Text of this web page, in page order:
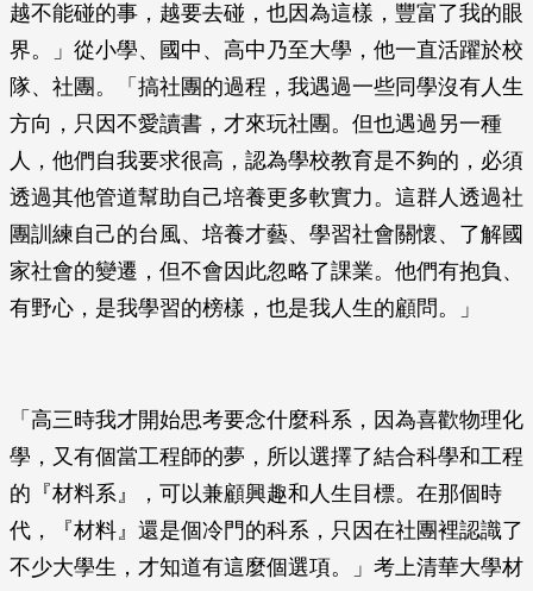
越不能碰的事，越要去碰，也因為這樣，豐富了我的眼
界。」從小學、國中、高中乃至大學，他一直活躍於校
隊、社團。「搞社團的過程，我遇過一些同學沒有人生
方向，只因不愛讀書，才來玩社團。但也遇過另一種
人，他們自我要求很高，認為學校教育是不夠的，必須
透過其他管道幫助自己培養更多軟實力。這群人透過社
團訓練自己的台風、培養才藝、學習社會關懷、了解國
家社會的變遷，但不會因此忽略了課業。他們有抱負、
有野心，是我學習的榜樣，也是我人生的顧問。」
「高三時我才開始思考要念什麼科系，因為喜歡物理化
學，又有個當工程師的夢，所以選擇了結合科學和工程
的『材料系』，可以兼顧興趣和人生目標。在那個時
代，『材料』還是個冷門的科系，只因在社團裡認識了
不少大學生，才知道有這麼個選項。」考上清華大學材